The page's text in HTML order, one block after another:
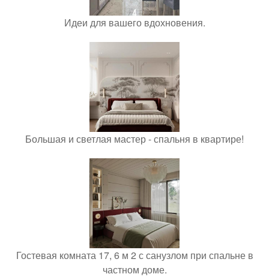
Идеи для вашего вдохновения.
Большая и светлая мастер - спальня в квартире!
Гостевая комната 17, 6 м 2 с санузлом при спальне в
частном доме.